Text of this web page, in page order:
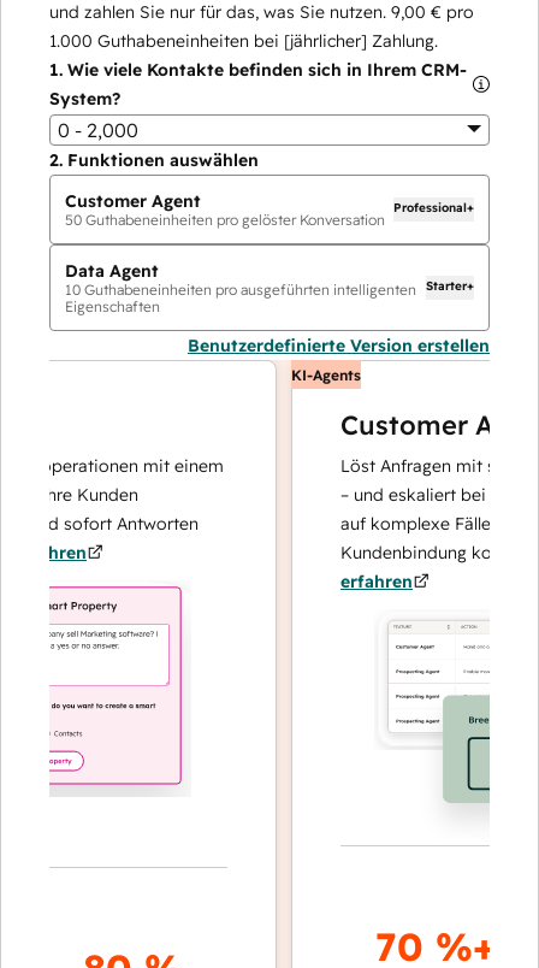
und zahlen Sie nur für das, was Sie nutzen. 9,00 € pro
1.000 Guthabeneinheiten bei [jährlicher] Zahlung.
1. Wie viele Kontakte befinden sich in Ihrem CRM-
System?
0 - 2,000
2. Funktionen auswählen
Customer Agent
50 Guthabeneinheiten pro gelöster Konversation
Professional+
Data Agent
10 Guthabeneinheiten pro ausgeführten intelligenten
Eigenschaften
Starter+
Benutzerdefinierte Version erstellen
mit einem
Ihre Kunden
sofort Antworten
KI-Agents
Customer Agent
Löst Anfragen mit
– und eskaliert bei Bedarf,
auf komplexe Fälle und
Kundenbindung
erfahren
70 %+